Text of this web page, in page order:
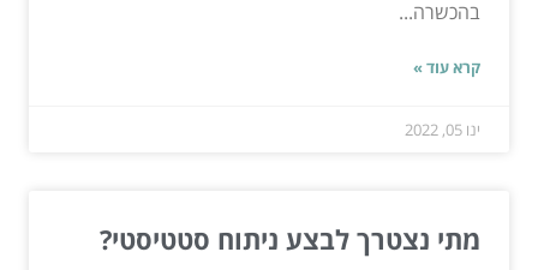
בהכשרה...
קרא עוד »
ינו 05, 2022
מתי נצטרך לבצע ניתוח סטטיסטי?